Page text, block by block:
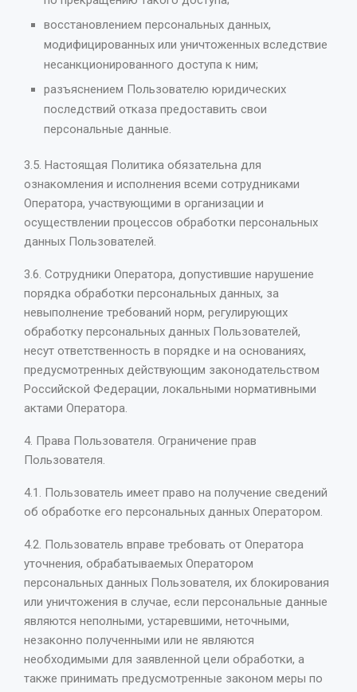
восстановлением персональных данных,
модифицированных или уничтоженных вследствие
несанкционированного доступа к ним;
разъяснением Пользователю юридических
последствий отказа предоставить свои
персональные данные.
3.5. Настоящая Политика обязательна для
ознакомления и исполнения всеми сотрудниками
Оператора, участвующими в организации и
осуществлении процессов обработки персональных
данных Пользователей.
3.6. Сотрудники Оператора, допустившие нарушение
порядка обработки персональных данных, за
невыполнение требований норм, регулирующих
обработку персональных данных Пользователей,
несут ответственность в порядке и на основаниях,
предусмотренных действующим законодательством
Российской Федерации, локальными нормативными
актами Оператора.
4. Права Пользователя. Ограничение прав
Пользователя.
4.1. Пользователь имеет право на получение сведений
об обработке его персональных данных Оператором.
4.2. Пользователь вправе требовать от Оператора
уточнения, обрабатываемых Оператором
персональных данных Пользователя, их блокирования
или уничтожения в случае, если персональные данные
являются неполными, устаревшими, неточными,
незаконно полученными или не являются
необходимыми для заявленной цели обработки, а
также принимать предусмотренные законом меры по